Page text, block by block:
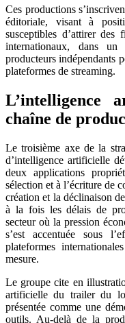
Ces productions
éditoriale, visant à
susceptibles d’attirer des
internationaux, dans
producteurs indépendants
plateformes de streaming.
L’intelligence
chaîne de
Le troisième axe de la
d’intelligence artificielle
deux applications
sélection et à l’écriture de
création et la déclinaison
à la fois les délais de
secteur où la pression
s’est accentuée sous
plateformes
mesure.
Le groupe cite en
artificielle du trailer du
présentée comme une
outils. Au-delà de la